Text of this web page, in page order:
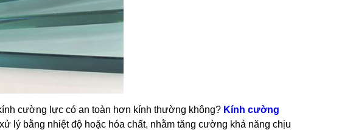
cường lực có an toàn hơn kính thường không? Kính cường
lý bằng nhiệt độ hoặc hóa chất, nhằm tăng cường khả năng chịu